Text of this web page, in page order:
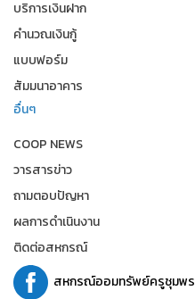
บริการเงินฝาก
คำนวณเงินกู้
แบบฟอร์ม
สัมมนาอาคาร
อื่นๆ
COOP NEWS
วารสารข่าว
ถามตอบปัญหา
ผลการดำเนินงาน
ติดต่อสหกรณ์
สหกรณ์ออมทรัพย์ครูชุมพร